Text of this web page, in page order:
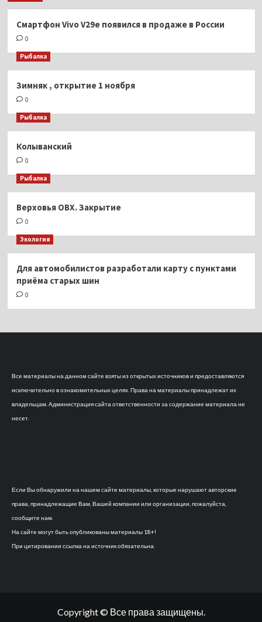
Смартфон Vivo V29e появился в продаже в России
0
Рыбалка
Зимняк , открытие 1 ноября
0
Рыбалка
Колыванский
0
Рыбалка
Верховья ОВХ. Закрытие
0
Экология
Для автомобилистов разработали карту с пунктами
приёма старых шин
0
Все материалы на данном сайте взяты из открытых источников и предоставляются
исключительно в ознакомительных целях. Права на материалы принадлежат их
владельцам. Администрация сайта ответственности за содержание материала не
несет.
Если Вы обнаружили на нашем сайте материалы, которые нарушают авторские
права, принадлежащие Вам, Вашей компании или организации, пожалуйста,
сообщите нам.
На сайте могут быть опубликованы материалы 18+!
При цитировании ссылка на источник обязательна.
Copyright © Все права защищены.